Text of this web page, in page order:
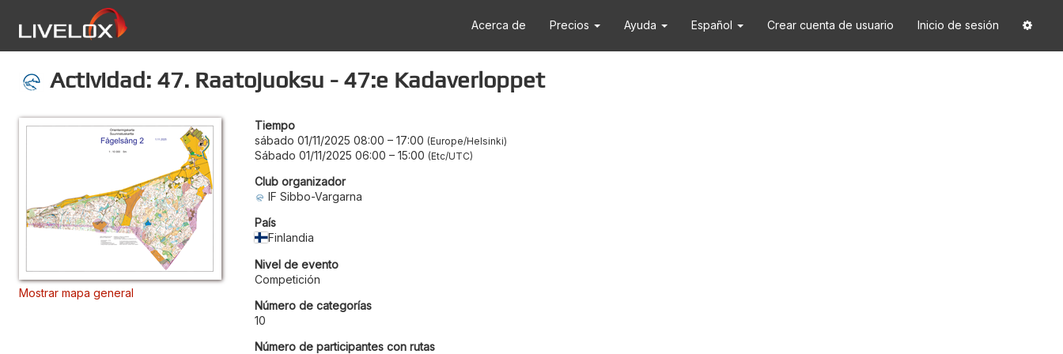
Acerca de Precios Ayuda Español Crear cuenta de usuario Inicio de sesión
Actividad: 47. Raatojuoksu - 47:e Kadaverloppet
Mostrar mapa general
Tiempo
sábado 01/11/2025 08:00 – 17:00 Europe/Helsinki
Sábado 01/11/2025 06:00 – 15:00 Etc/UTC
Club organizador
IF Sibbo-Vargarna
País
Finlandia
Nivel de evento
Competición
Número de categorías
10
Número de participantes con rutas